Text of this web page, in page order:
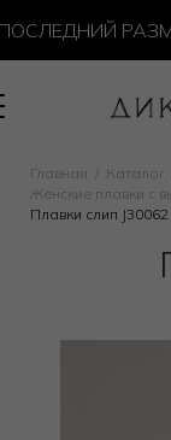
РАЗМЕР
Главная Каталог
Женские плавки с
Плавки слип